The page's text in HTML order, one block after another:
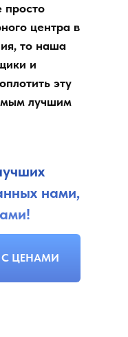
просто
центра в
то наша
и
эту
лучшим
нами,
С ЦЕНАМИ